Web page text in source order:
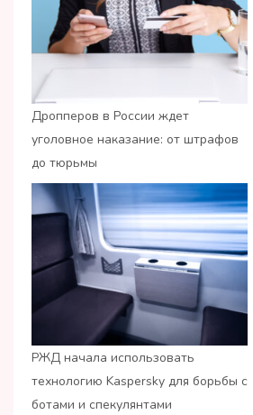
Дропперов в России ждет
уголовное наказание: от штрафов
до тюрьмы
РЖД начала использовать
технологию Kaspersky для борьбы с
ботами и спекулянтами